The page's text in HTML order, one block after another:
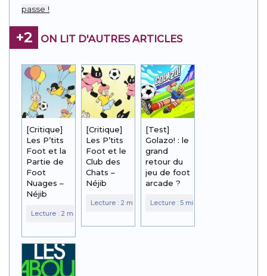
passe !
+2 ON LIT D'AUTRES ARTICLES
[Critique]
Les P’tits
Foot et la
Partie de
Foot
Nuages –
Néjib
[Critique]
Les P’tits
Foot et le
Club des
Chats –
Néjib
[Test]
Golazo! : le
grand
retour du
jeu de foot
arcade ?